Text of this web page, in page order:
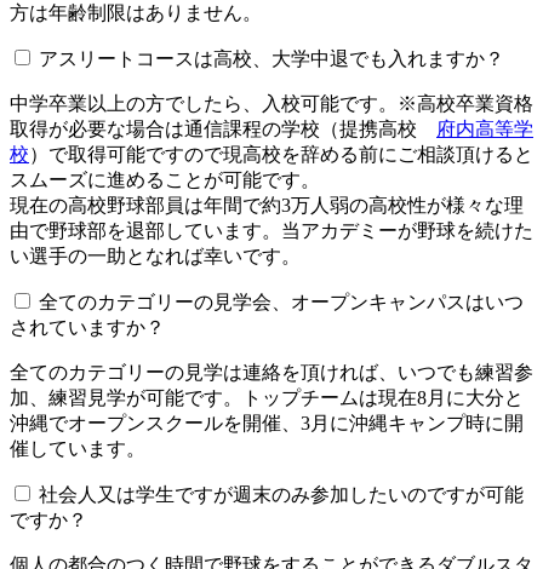
方は年齢制限はありません。
アスリートコースは高校、大学中退でも入れますか？
中学卒業以上の方でしたら、入校可能です。※高校卒業資格
取得が必要な場合は通信課程の学校（提携高校
府内高等学
校）で取得可能ですので現高校を辞める前にご相談頂けると
スムーズに進めることが可能です。
現在の高校野球部員は年間で約3万人弱の高校性が様々な理
由で野球部を退部しています。当アカデミーが野球を続けた
い選手の一助となれば幸いです。
全てのカテゴリーの見学会、オープンキャンパスはいつ
されていますか？​​​​​
全てのカテゴリーの見学は連絡を頂ければ、いつでも練習参
加、練習見学が可能です。トップチームは現在8月に大分と
沖縄でオープンスクールを開催、3月に沖縄キャンプ時に開
催しています。
社会人又は学生ですが週末のみ参加したいのですが可能
ですか？
個人の都合のつく時間で野球をすることができるダブルスタ